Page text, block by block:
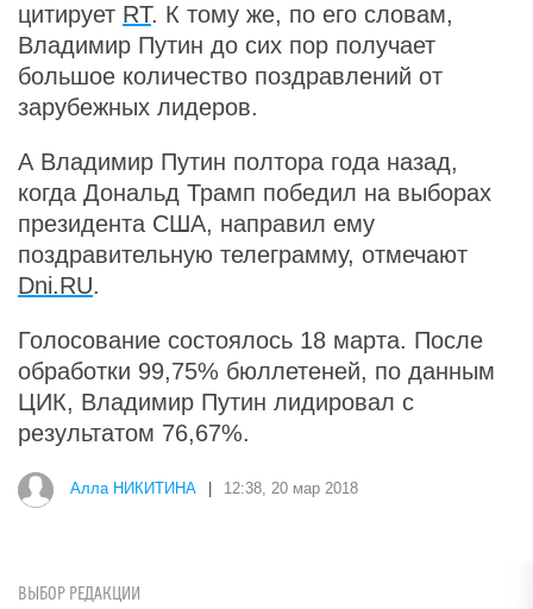
цитирует RT. К тому же, по его словам,
Владимир Путин до сих пор получает
большое количество поздравлений от
зарубежных лидеров.
А Владимир Путин полтора года назад,
когда Дональд Трамп победил на выборах
президента США, направил ему
поздравительную телеграмму, отмечают
Dni.RU.
Голосование состоялось 18 марта. После
обработки 99,75% бюллетеней, по данным
ЦИК, Владимир Путин лидировал с
результатом 76,67%.
Алла НИКИТИНА 12:38, 20 мар 2018
ВЫБОР РЕДАКЦИИ